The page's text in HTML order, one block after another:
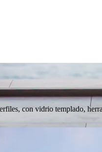
con vidrio templado,